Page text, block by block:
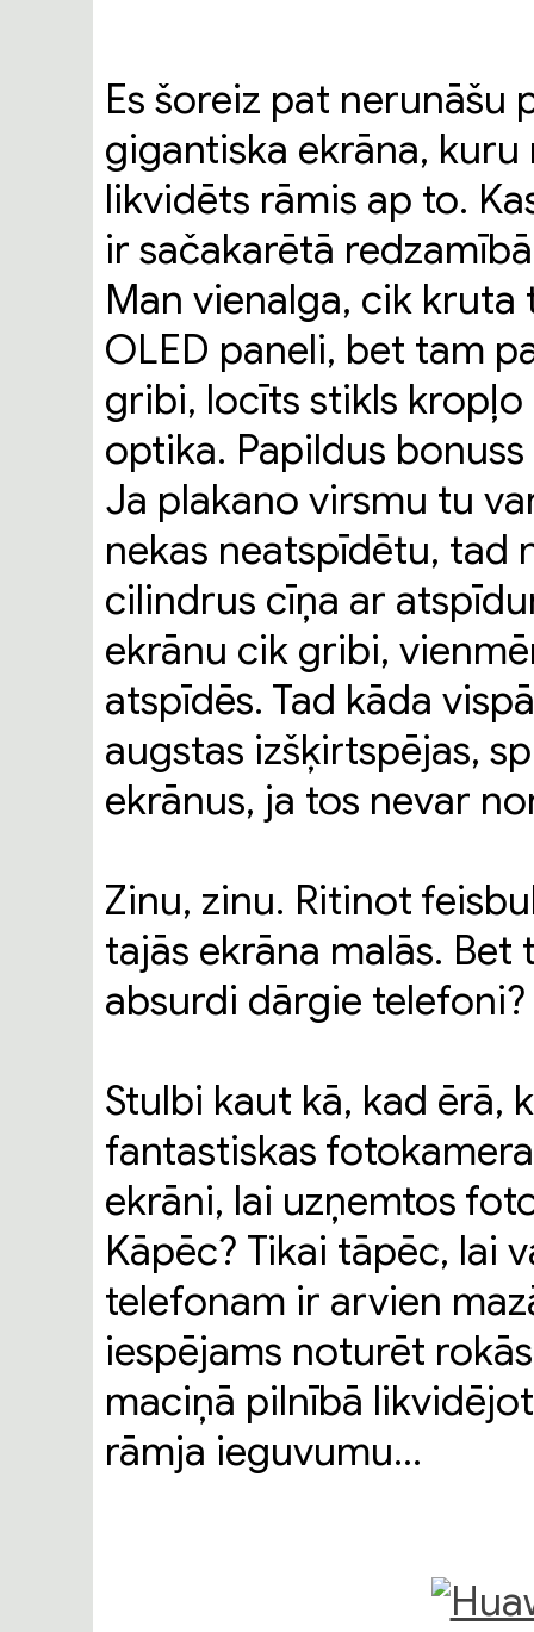
Es šoreiz pat nerunāšu
gigantiska ekrāna,
likvidēts rāmis ap to.
ir sačakarētā
Man vienalga, cik
OLED paneli, bet tam
gribi, locīts stikls kropļo
optika. Papildus
Ja plakano virsmu tu
nekas neatspīdētu, tad
cilindrus cīņa ar
ekrānu cik gribi,
atspīdēs. Tad kāda
augstas izšķirtspējas,
ekrānus, ja tos nevar
Zinu, zinu. Ritinot
tajās ekrāna malās.
absurdi dārgie telefoni?
Stulbi kaut kā, kad ērā,
fantastiskas
ekrāni, lai uzņemtos
Kāpēc? Tikai tāpēc, lai
telefonam ir arvien
iespējams noturēt
maciņā pilnībā
rāmja ieguvumu…